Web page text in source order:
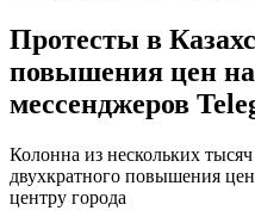
Протесты в
повышения цен на
мессенджеров
Колонна из нескольких
двухкратного повышения
центру города